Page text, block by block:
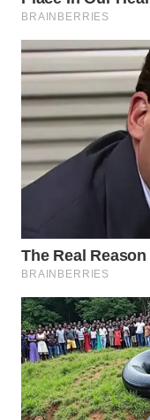
para vivenciar